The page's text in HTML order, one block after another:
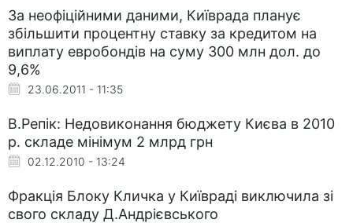
За неофіційними даними, Київрада планує
збільшити процентну ставку за кредитом на
виплату евробондів на суму 300 млн дол. до
9,6%
23.06.2011 - 11:35
В.Репік: Недовиконання бюджету Києва в 2010
р. складе мінімум 2 млрд грн
02.12.2010 - 13:24
Фракція Блоку Кличка у Київраді виключила зі
свого складу Д.Андрієвського